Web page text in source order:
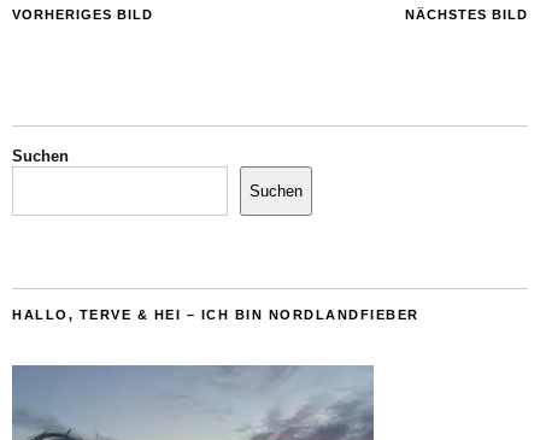
NÄCHSTES BILD
VORHERIGES BILD
Suchen
Suchen
HALLO, TERVE & HEI – ICH BIN NORDLANDFIEBER